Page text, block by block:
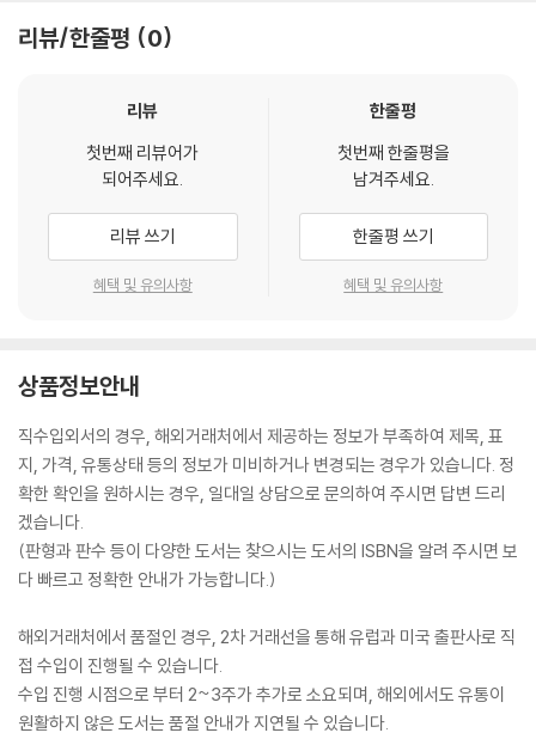
리뷰/한줄평 0
리뷰
첫번째 리뷰어가
되어주세요.
리뷰 쓰기
혜택 및 유의사항
한줄평
첫번째 한줄평을
남겨주세요.
한줄평 쓰기
혜택 및 유의사항
상품정보안내
직수입외서의 경우, 해외거래처에서 제공하는 정보가 부족하여 제목, 표
지, 가격, 유통상태 등의 정보가 미비하거나 변경되는 경우가 있습니다. 정
확한 확인을 원하시는 경우, 일대일 상담으로 문의하여 주시면 답변 드리
겠습니다.
(판형과 판수 등이 다양한 도서는 찾으시는 도서의 ISBN을 알려 주시면 보
다 빠르고 정확한 안내가 가능합니다.)
해외거래처에서 품절인 경우, 2차 거래선을 통해 유럽과 미국 출판사로 직
접 수입이 진행될 수 있습니다.
수입 진행 시점으로 부터 2~3주가 추가로 소요되며, 해외에서도 유통이
원활하지 않은 도서는 품절 안내가 지연될 수 있습니다.